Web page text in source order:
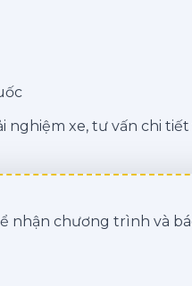
nghiệm xe, tư vấn chi
nhận chương trình và